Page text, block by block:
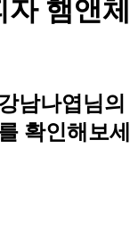
햄앤체
남나엽님의
확인해보세